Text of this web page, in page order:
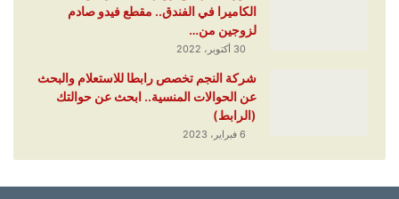
الكاميرا في الفندق.. مقطع فيدو صادم
لزوجين من…
30 أكتوبر، 2022
شركة النجم تخصص رابطا للاستعلام والبحث
عن الحوالات المنسية.. ابحث عن حوالتك
(الرابط)
6 فبراير، 2023